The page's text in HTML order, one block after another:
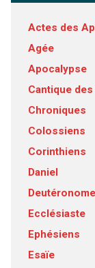
Actes des
Agée
Apocalypse
Cantique
Chroniques
Colossiens
Corinthiens
Daniel
Deutéronome
Ecclésiaste
Ephésiens
Esaïe